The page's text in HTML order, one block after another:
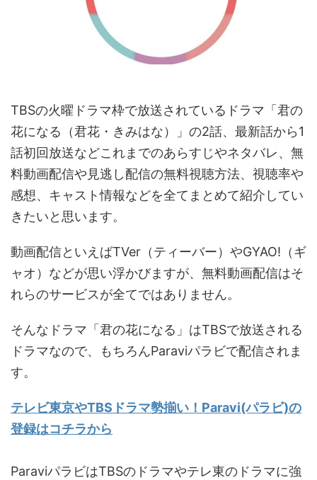
TBSの火曜ドラマ枠で放送されているドラマ「君の
花になる（君花・きみはな）」の2話、最新話から1
話初回放送などこれまでのあらすじやネタバレ、無
料動画配信や見逃し配信の無料視聴方法、視聴率や
感想、キャスト情報などを全てまとめて紹介してい
きたいと思います。
動画配信といえばTVer（ティーバー）やGYAO!（ギ
ャオ）などが思い浮かびますが、無料動画配信はそ
れらのサービスが全てではありません。
そんなドラマ「君の花になる」はTBSで放送される
ドラマなので、もちろんParaviパラビで配信されま
す。
テレビ東京やTBSドラマ勢揃い！Paravi(パラビ)の
登録はコチラから
ParaviパラビはTBSのドラマやテレ東のドラマに強